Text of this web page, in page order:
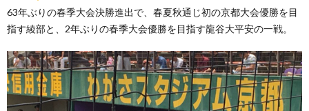
63年ぶりの春季大会決勝進出で、春夏秋通じ初の京都大会優勝を目
指す綾部と、2年ぶりの春季大会優勝を目指す龍谷大平安の一戦。